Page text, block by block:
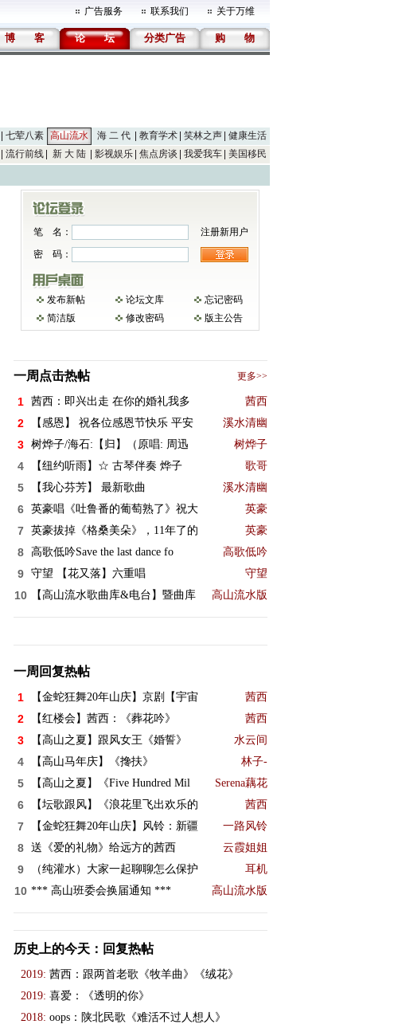
广告服务 联系我们 关于万维
博 客 论 坛 分类广告 购 物
七荤八素 高山流水 海 二 代 教育学术 笑林之声
健康生活
流行前线 新 大 陆 影视娱乐 焦点房谈 我爱我车 美国移民
笔 名：
注册新用户
密 码：
发布新帖 论坛文库
忘记密码
简洁版
修改密码 版主公告
一周点击热帖 更多>>
1 茜西：即兴出走 在你的婚礼我多 茜西
2 【感恩】 祝各位感恩节快乐 平安 溪水清幽
3 树烨子/海石:【归】（原唱: 周迅 树烨子
4 【纽约听雨】☆ 古琴伴奏 烨子 歌哥
5 【我心芬芳】 最新歌曲 溪水清幽
6 英豪唱《吐鲁番的葡萄熟了》祝大 英豪
7 英豪拔掉《格桑美朵》，11年了的 英豪
8 高歌低吟Save the last dance fo 高歌低吟
9 守望 【花又落】六重唱 守望
10 【高山流水歌曲库&电台】暨曲库 高山流水版
一周回复热帖
1 【金蛇狂舞20年山庆】京剧【宇宙 茜西
2 【红楼会】茜西：《葬花吟》 茜西
3 【高山之夏】跟风女王《婚誓》 水云间
4 【高山马年庆】《搀扶》 林子-
5 【高山之夏】《Five Hundred Mil Serena藕花
6 【坛歌跟风】《浪花里飞出欢乐的 茜西
7 【金蛇狂舞20年山庆】风铃：新疆 一路风铃
8 送《爱的礼物》给远方的茜西 云霞姐姐
9 （纯灌水）大家一起聊聊怎么保护 耳机
10 *** 高山班委会换届通知 *** 高山流水版
历史上的今天：回复热帖
2019: 茜西：跟两首老歌《牧羊曲》《绒花》
2019: 喜爱：《透明的你》
2018: oops：陕北民歌《难活不过人想人》